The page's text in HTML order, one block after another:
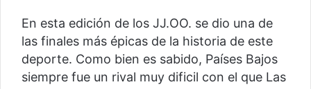
En esta edición de los JJ.OO. se dio una de
las finales más épicas de la historia de este
deporte. Como bien es sabido, Países Bajos
siempre fue un rival muy dificil con el que Las